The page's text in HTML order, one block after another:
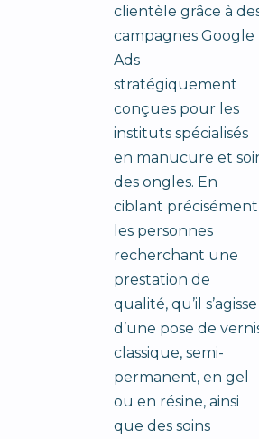
clientèle grâce à
campagnes Google
Ads
stratégiquement
conçues pour les
instituts spécialisés
en manucure et
des ongles. En
ciblant précisément
les personnes
recherchant une
prestation de
qualité, qu’il s’agisse
d’une pose de
classique, semi-
permanent, en gel
ou en résine, ainsi
que des soins